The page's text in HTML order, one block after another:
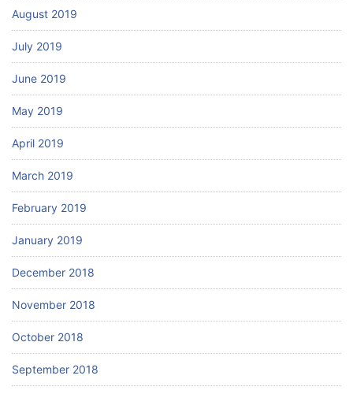
August 2019
July 2019
June 2019
May 2019
April 2019
March 2019
February 2019
January 2019
December 2018
November 2018
October 2018
September 2018